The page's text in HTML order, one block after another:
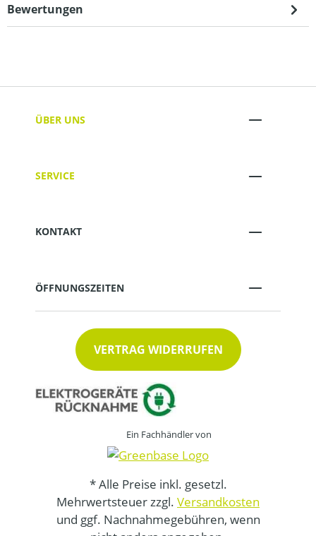
Bewertungen
ÜBER UNS
SERVICE
KONTAKT
ÖFFNUNGSZEITEN
VERTRAG WIDERRUFEN
Ein Fachhändler von
* Alle Preise inkl. gesetzl.
Mehrwertsteuer zzgl. Versandkosten
und ggf. Nachnahmegebühren, wenn